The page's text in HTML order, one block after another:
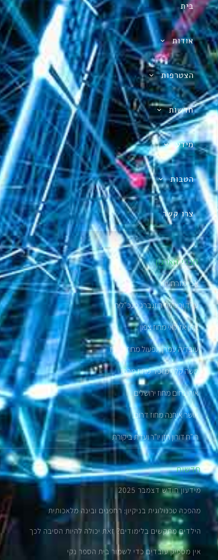
בית
אודות
הצטרפות
חדשות
מידע
הטבות
צרו קשר
חברי הארגון
אבי מזרחי יו"ר
עו”ד ורוניקה רוזנברג מנכ"לית
אלון אזולאי מחוז צפון
עובדיה עמרן תפעול מחוז מרכז
משה קלר מזכיר מחוז מרכז
אורי נחום מחוז ירושלים
אושר אוחנה מחוז דרום
רו"ח דורון חזן יו"ר ועדת ביקורת
חדשות
מידעון חודש דצמבר 2025
מהפכה טכנולוגית בניקיון: רחפנים ובינה מלאכותית
הילדים מתקשים בלימודים? זאת יכולה להיות הסיבה לכך
אין מספיק עובדים כדי לשמור בית הספר נקי